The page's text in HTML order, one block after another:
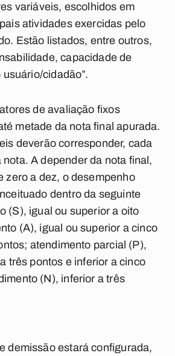
variáveis, escolhidos em
atividades exercidas pelo
Estão listados, entre outros,
capacidade de
cidadão”.
de avaliação fixos
metade da nota final apurada.
deverão corresponder, cada
nota. A depender da nota final,
zero a dez, o desempenho
dentro da seguinte
(S), igual ou superior a oito
(A), igual ou superior a cinco
atendimento parcial (P),
três pontos e inferior a cinco
(N), inferior a três
demissão estará configurada,